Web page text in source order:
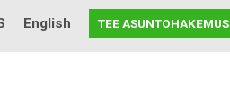
English TEE ASUNTOHAKEMUS